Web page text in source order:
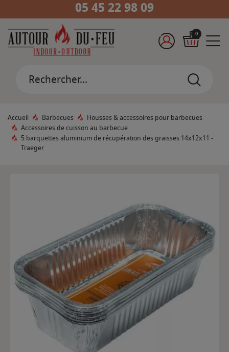
05 45 22 98 09
0
Accueil Barbecues
Housses & accessoires pour barbecues
Accessoires de cuisson au barbecue
5 barquettes aluminium de récupération des graisses 14x12x11 -
Traeger